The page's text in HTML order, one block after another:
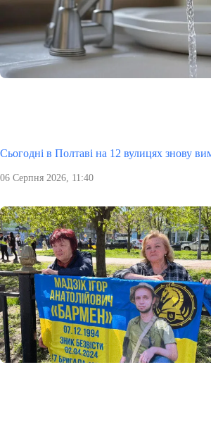
Сьогодні в Полтаві на 12 вулицях знову
06 Серпня 2026, 11:40